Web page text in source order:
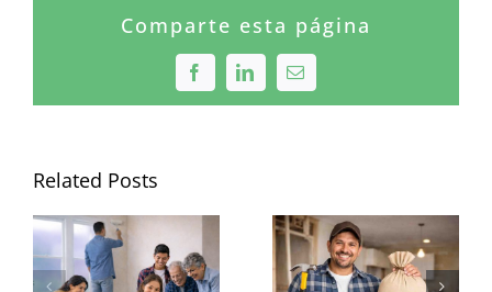
Comparte esta página
FacebookLinkedInEmail
Related Posts
Destácate
volteando
La Extensión
de la Línea
Roja de